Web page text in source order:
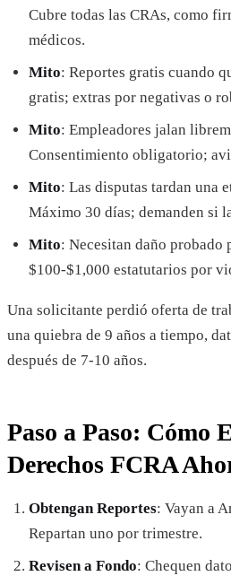
Cubre todas las CRAs, como
médicos.
Mito: Reportes gratis cuando
gratis; extras por negativas o
Mito: Empleadores jalan
Consentimiento obligatorio;
Mito: Las disputas tardan una
Máximo 30 días; demanden si
Mito: Necesitan daño probado
$100-$1,000 estatutarios por
Una solicitante perdió oferta de
una quiebra de 9 años a tiempo,
después de 7-10 años.
Paso a Paso: Cómo
Derechos FCRA
Obtengan Reportes: Vayan a
Repartan uno por trimestre.
Revisen a Fondo: Chequen